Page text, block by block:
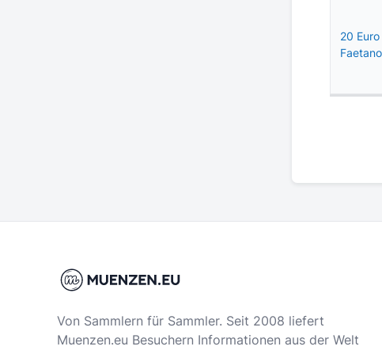
20
Faetano
Von Sammlern für Sammler. Seit 2008 liefert
Muenzen.eu Besuchern Informationen aus der Welt